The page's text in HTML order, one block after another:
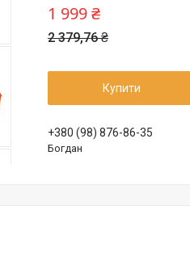
2 379,76 ₴
1 999 ₴
Купити
+380 (98) 876-86-35
Богдан